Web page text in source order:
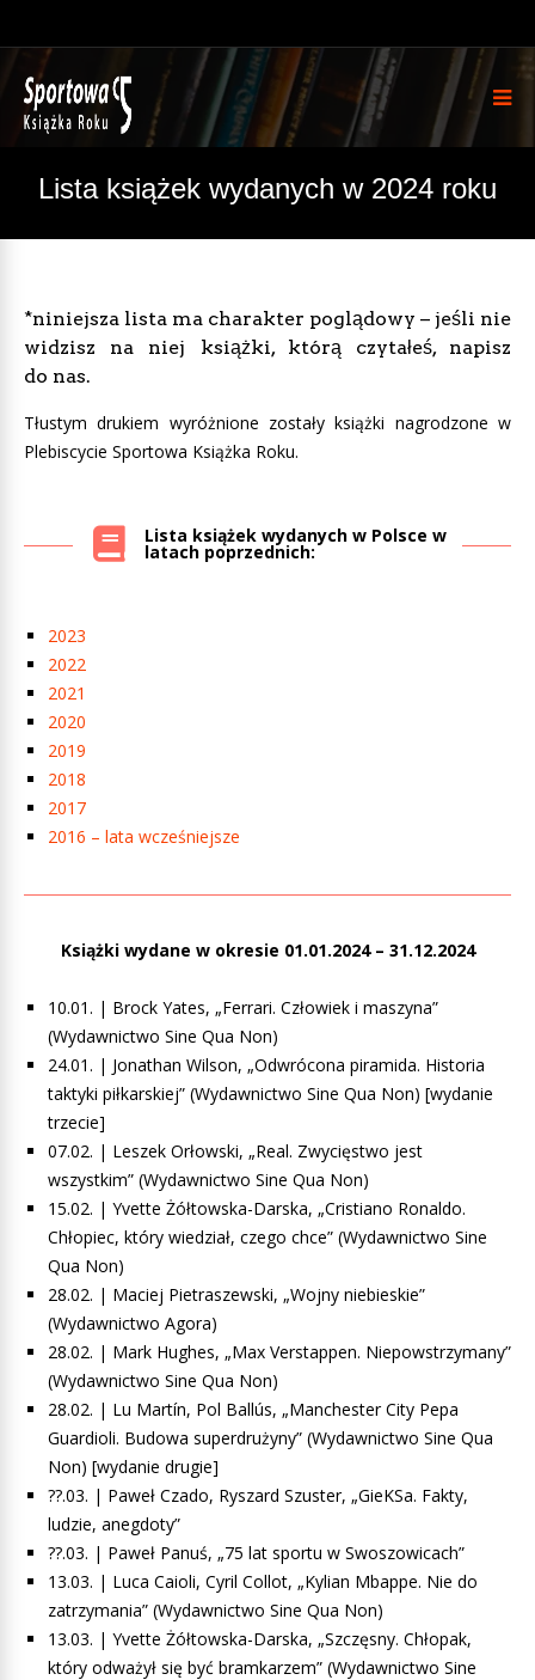
Lista książek wydanych w 2024 roku
*niniejsza lista ma charakter poglądowy – jeśli nie
widzisz na niej książki, którą czytałeś, napisz
do nas.
Tłustym drukiem wyróżnione zostały książki nagrodzone w
Plebiscycie Sportowa Książka Roku.
Lista książek wydanych w Polsce w
latach poprzednich:
2023
2022
2021
2020
2019
2018
2017
2016 – lata wcześniejsze
Książki wydane w okresie 01.01.2024 – 31.12.2024
10.01. | Brock Yates, „Ferrari. Człowiek i maszyna”
(Wydawnictwo Sine Qua Non)
24.01. | Jonathan Wilson, „Odwrócona piramida. Historia
taktyki piłkarskiej” (Wydawnictwo Sine Qua Non) [wydanie
trzecie]
07.02. | Leszek Orłowski, „Real. Zwycięstwo jest
wszystkim” (Wydawnictwo Sine Qua Non)
15.02. | Yvette Żółtowska-Darska, „Cristiano Ronaldo.
Chłopiec, który wiedział, czego chce” (Wydawnictwo Sine
Qua Non)
28.02. | Maciej Pietraszewski, „Wojny niebieskie”
(Wydawnictwo Agora)
28.02. | Mark Hughes, „Max Verstappen. Niepowstrzymany”
(Wydawnictwo Sine Qua Non)
28.02. | Lu Martín, Pol Ballús, „Manchester City Pepa
Guardioli. Budowa superdrużyny” (Wydawnictwo Sine Qua
Non) [wydanie drugie]
??.03. | Paweł Czado, Ryszard Szuster, „GieKSa. Fakty,
ludzie, anegdoty”
??.03. | Paweł Panuś, „75 lat sportu w Swoszowicach”
13.03. | Luca Caioli, Cyril Collot, „Kylian Mbappe. Nie do
zatrzymania” (Wydawnictwo Sine Qua Non)
13.03. | Yvette Żółtowska-Darska, „Szczęsny. Chłopak,
który odważył się być bramkarzem” (Wydawnictwo Sine